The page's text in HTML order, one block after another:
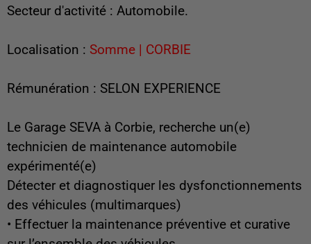
Secteur d'activité : Automobile.
Localisation : Somme | CORBIE
Rémunération : SELON EXPERIENCE
Le Garage SEVA à Corbie, recherche un(e)
technicien de maintenance automobile
expérimenté(e)
Détecter et diagnostiquer les dysfonctionnements
des véhicules (multimarques)
• Effectuer la maintenance préventive et curative